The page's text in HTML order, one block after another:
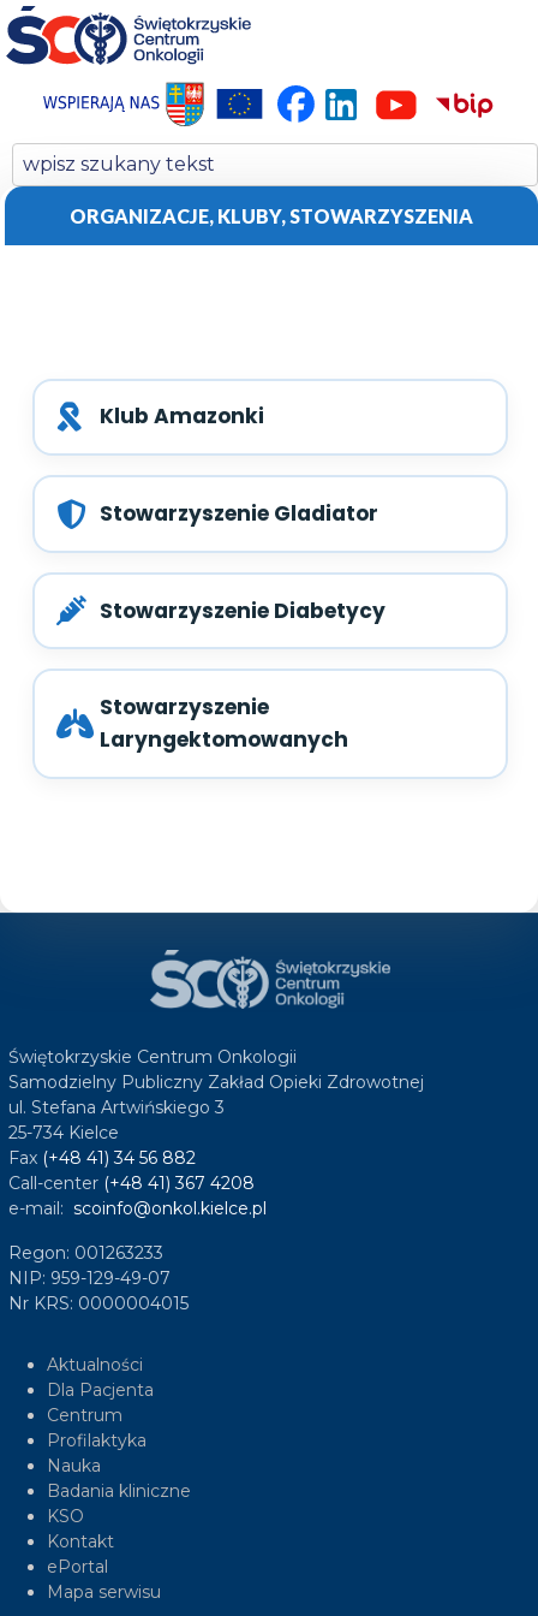
ORGANIZACJE, KLUBY, STOWARZYSZENIA
Klub Amazonki
Stowarzyszenie Gladiator
Stowarzyszenie Diabetycy
Stowarzyszenie
Laryngektomowanych
Świętokrzyskie Centrum Onkologii
Samodzielny Publiczny Zakład Opieki Zdrowotnej
ul. Stefana Artwińskiego 3
25-734 Kielce
Fax (+48 41) 34 56 882
Call-center (+48 41) 367 4208
e-mail: scoinfo@onkol.kielce.pl
Regon: 001263233
NIP: 959-129-49-07
Nr KRS: 0000004015
Aktualności
Dla Pacjenta
Centrum
Profilaktyka
Nauka
Badania kliniczne
KSO
Kontakt
ePortal
Mapa serwisu